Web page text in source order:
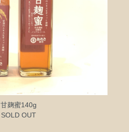
甘麹蜜140g
SOLD OUT